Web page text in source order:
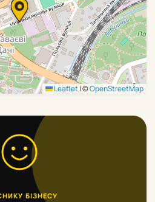
Leaflet|©OpenStreetMap
БІЗНЕСУ